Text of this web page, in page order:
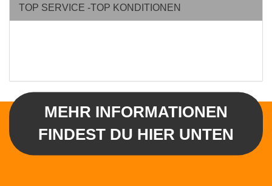
TOP SERVICE -TOP KONDITIONEN
MEHR INFORMATIONEN
FINDEST DU HIER UNTEN